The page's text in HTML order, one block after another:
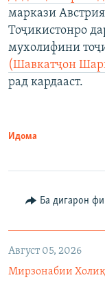
маркази
Тоҷикистонро
мухолифини
(Шавкатҷон
рад кардааст.
Идома
Ба дигарон
Август 05, 2026
Мирзонабии